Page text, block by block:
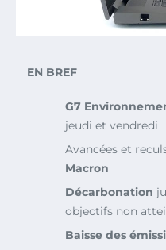
EN BREF
G7
jeudi et vendredi
Avancées et
Macron
Décarbonation
objectifs non
Baisse des